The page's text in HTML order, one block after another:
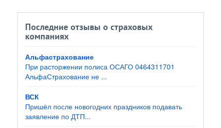
Последние отзывы о страховых
компаниях
Альфастрахование
При расторжении полиса ОСАГО 0464311701
АльфаСтрахование не ...
ВСК
Пришёл после новогодних праздников подавать
заявление по ДТП...